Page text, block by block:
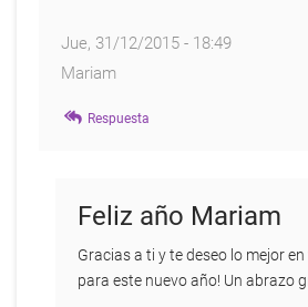
Jue, 31/12/2015 - 18:49
Mariam
Respuesta
Feliz año Mariam
Gracias a ti y te deseo lo mejor
para este nuevo año! Un abrazo